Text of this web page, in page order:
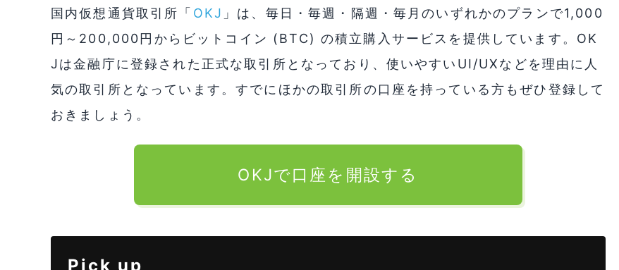
国内仮想通貨取引所「 OKJ 」は、毎日・毎週・隔週・毎月のいずれかのプランで1,000
円～200,000円からビットコイン (BTC) の積立購入サービスを提供しています。OK
Jは金融庁に登録された正式な取引所となっており、使いやすいUI/UXなどを理由に人
気の取引所となっています。すでにほかの取引所の口座を持っている方もぜひ登録して
おきましょう。
OKJで口座を開設する
Pick up